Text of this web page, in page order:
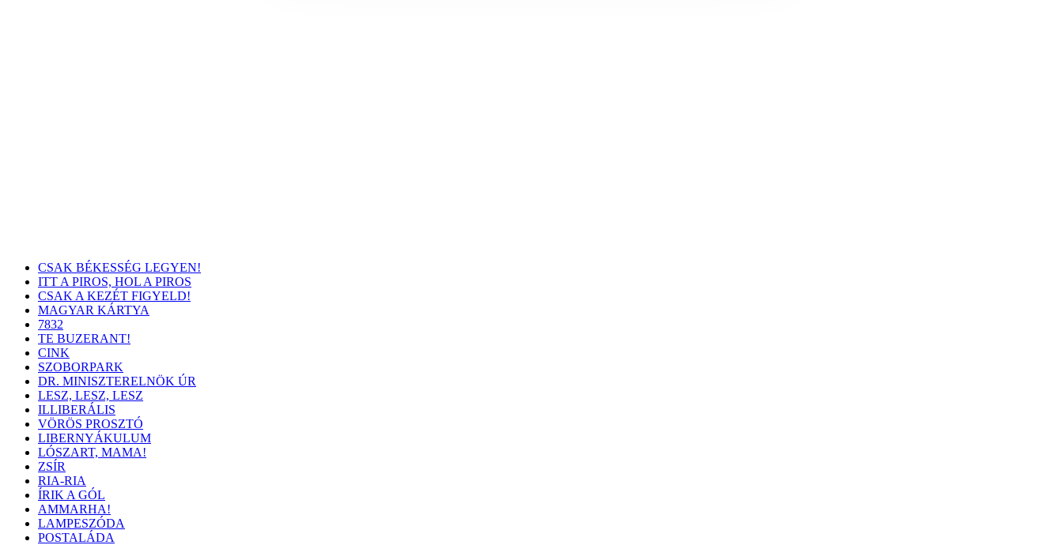
CSAK BÉKESSÉG LEGYEN!
ITT A PIROS, HOL A PIROS
CSAK A KEZÉT FIGYELD!
MAGYAR KÁRTYA
7832
TE BUZERANT!
CINK
SZOBORPARK
DR. MINISZTERELNÖK ÚR
LESZ, LESZ, LESZ
ILLIBERÁLIS
VÖRÖS PROSZTÓ
LIBERNYÁKULUM
LÓSZART, MAMA!
ZSÍR
RIA-RIA
ÍRIK A GÓL
AMMARHA!
LAMPESZÓDA
POSTALÁDA